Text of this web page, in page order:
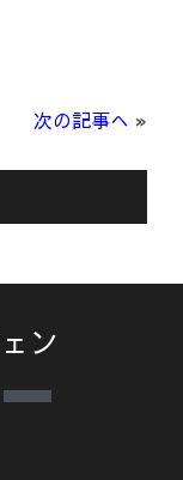
次の記事へ »
ン